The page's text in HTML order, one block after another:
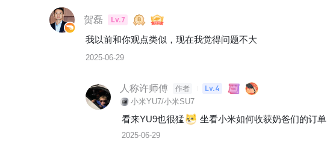
贺磊 Lv.7
我以前和你观点类似，现在我觉得问题不大
2025-06-29
人称许师傅 作者 Lv.4
小米YU7/小米SU7
看来YU9也很猛 坐看小米如何收获奶爸们的订单
2025-06-29